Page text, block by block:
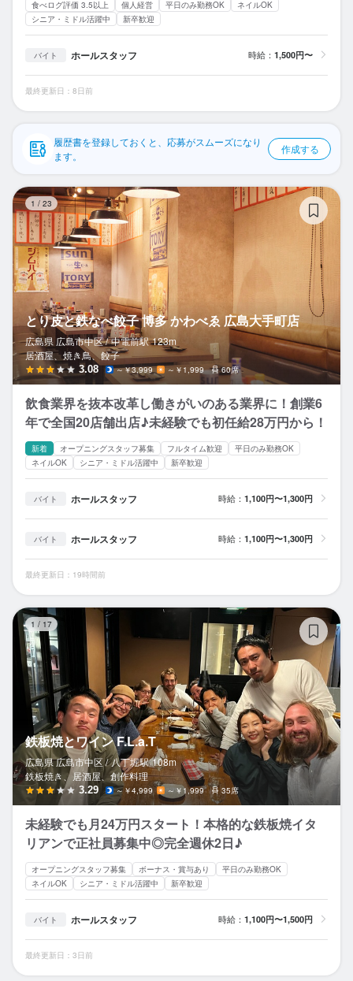
掲載をご検討の店舗様へ
食べログ求人PRESS
プライバシーポリシー
食べログ評価 3.5以上 個人経営 平日のみ勤務OK
ネイルOK
シニア・ミドル活躍中
新卒歓迎
バイト ホールスタッフ 時給： 1,500円〜
最終更新日：8日前
履歴書を登録しておくと、応募がスムーズになり
ます。
作成する
1 / 23
とり皮と鉄なべ餃子 博多 かわべゑ 広島大手町店
広島県 広島市中区 / 中電前駅 123m
居酒屋、焼き鳥、餃子
3.08 ～￥3,999 ～￥1,999 60席
飲食業界を抜本改革し働きがいのある業界に！創業6
年で全国20店舗出店♪未経験でも初任給28万円から！
新着 オープニングスタッフ募集 フルタイム歓迎
平日のみ勤務OK
ネイルOK
シニア・ミドル活躍中 新卒歓迎
バイト ホールスタッフ 時給： 1,100円〜1,300円
バイト ホールスタッフ 時給： 1,100円〜1,300円
最終更新日：19時間前
1 / 17
鉄板焼とワイン F.L.a.T
広島県 広島市中区 / 八丁堀駅 108m
鉄板焼き、居酒屋、創作料理
3.29 ～￥4,999 ～￥1,999 35席
未経験でも月24万円スタート！本格的な鉄板焼イタ
リアンで正社員募集中◎完全週休2日♪
オープニングスタッフ募集 ボーナス・賞与あり
平日のみ勤務OK
ネイルOK
シニア・ミドル活躍中 新卒歓迎
バイト ホールスタッフ 時給： 1,100円〜1,500円
最終更新日：3日前